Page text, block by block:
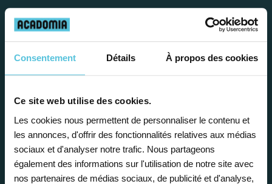
Consentement Détails À propos des cookies
Ce site web utilise des cookies.
Les cookies nous permettent de personnaliser le contenu et
les annonces, d'offrir des fonctionnalités relatives aux médias
sociaux et d'analyser notre trafic. Nous partageons
également des informations sur l'utilisation de notre site avec
nos partenaires de médias sociaux, de publicité et d'analyse,
vos horaires
Afin de garantir le meilleur
accompagnement, nous organisons votre
emploi du temps en fonction de votre profil,
vos disponibilités et votre flexibilité.